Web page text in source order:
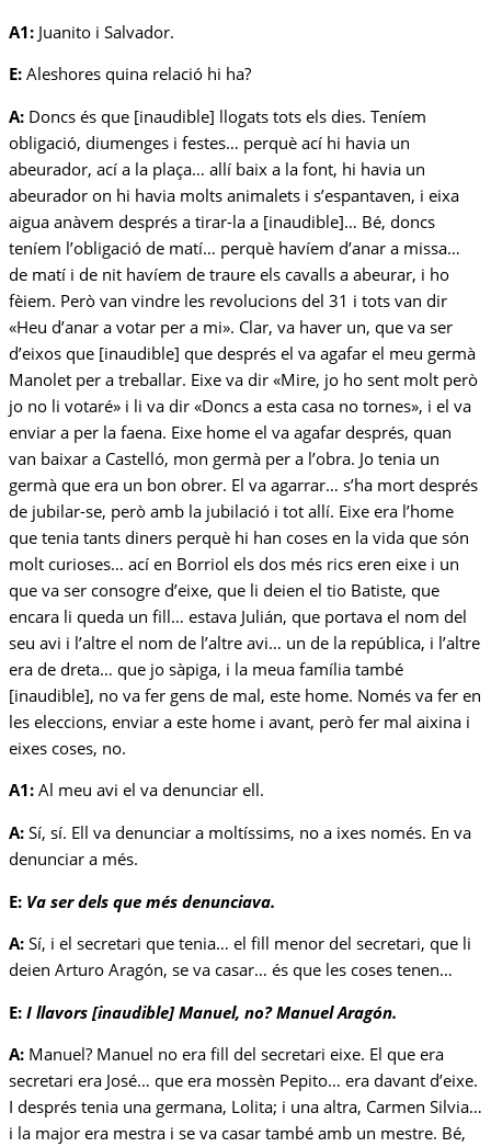
A1: Juanito i Salvador.
E: Aleshores quina relació hi ha?
A: Doncs és que [inaudible] llogats tots els dies. Teníem
obligació, diumenges i festes… perquè ací hi havia un
abeurador, ací a la plaça… allí baix a la font, hi havia un
abeurador on hi havia molts animalets i s’espantaven, i eixa
aigua anàvem després a tirar-la a [inaudible]… Bé, doncs
teníem l’obligació de matí… perquè havíem d’anar a missa…
de matí i de nit havíem de traure els cavalls a abeurar, i ho
fèiem. Però van vindre les revolucions del 31 i tots van dir
«Heu d’anar a votar per a mi». Clar, va haver un, que va ser
d’eixos que [inaudible] que després el va agafar el meu germà
Manolet per a treballar. Eixe va dir «Mire, jo ho sent molt però
jo no li votaré» i li va dir «Doncs a esta casa no tornes», i el va
enviar a per la faena. Eixe home el va agafar després, quan
van baixar a Castelló, mon germà per a l’obra. Jo tenia un
germà que era un bon obrer. El va agarrar… s’ha mort després
de jubilar-se, però amb la jubilació i tot allí. Eixe era l’home
que tenia tants diners perquè hi han coses en la vida que són
molt curioses… ací en Borriol els dos més rics eren eixe i un
que va ser consogre d’eixe, que li deien el tio Batiste, que
encara li queda un fill… estava Julián, que portava el nom del
seu avi i l’altre el nom de l’altre avi… un de la república, i l’altre
era de dreta… que jo sàpiga, i la meua família també
[inaudible], no va fer gens de mal, este home. Només va fer en
les eleccions, enviar a este home i avant, però fer mal aixina i
eixes coses, no.
A1: Al meu avi el va denunciar ell.
A: Sí, sí. Ell va denunciar a moltíssims, no a ixes només. En va
denunciar a més.
E: Va ser dels que més denunciava.
A: Sí, i el secretari que tenia… el fill menor del secretari, que li
deien Arturo Aragón, se va casar… és que les coses tenen…
E: I llavors [inaudible] Manuel, no? Manuel Aragón.
A: Manuel? Manuel no era fill del secretari eixe. El que era
secretari era José… que era mossèn Pepito… era davant d’eixe.
I després tenia una germana, Lolita; i una altra, Carmen Silvia…
i la major era mestra i se va casar també amb un mestre. Bé,